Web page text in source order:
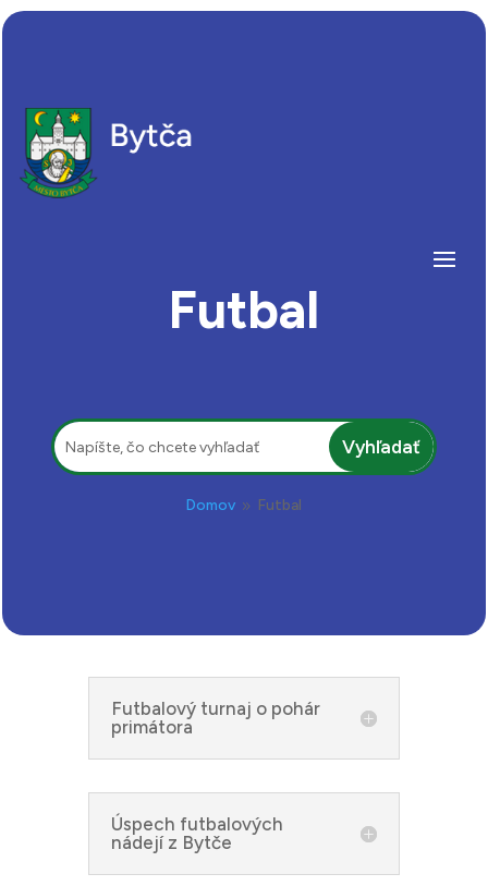
Futbal
Hľadať:
Domov 9 Futbal
Futbalový turnaj o pohár
primátora
Úspech futbalových
nádejí z Bytče